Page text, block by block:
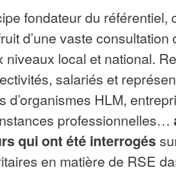
fondateur du référentiel,
d’une vaste consultation
niveaux local et national.
salariés et
d’organismes HLM,
professionnelles…
qui ont été interrogés
en matière de RSE